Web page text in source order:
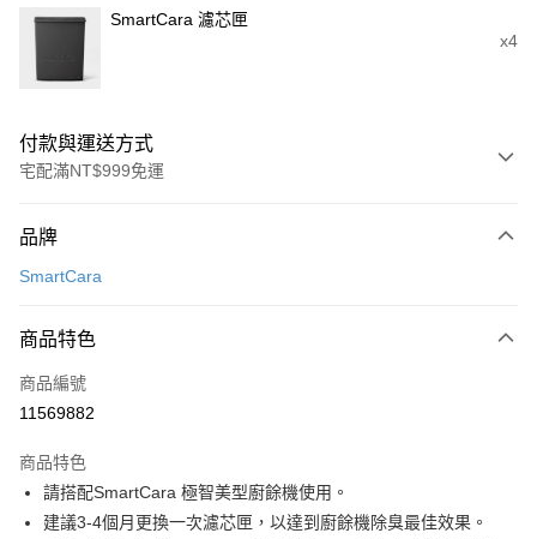
SmartCara 濾芯匣
x4
付款與運送方式
宅配滿NT$999免運
信用卡一次付款
3 期 0 利率 每期
合作金庫商業銀行
上海商業儲蓄銀行
臺灣中小企業銀行
匯豐（台灣）商業銀行
華泰商業銀行
聯邦商業銀行
遠東國際商業銀行
合作金庫商業銀行
上海商業儲蓄銀行
國泰世華商業銀行
兆豐國際商業銀行
匯豐（台灣）商業銀行
華泰商業銀行
即享券
LINE Pay
Apple Pay
品牌
SmartCara
商品特色
商品編號
11569882
商品特色
請搭配SmartCara 極智美型廚餘機使用。
建議3-4個月更換一次濾芯匣，以達到廚餘機除臭最佳效果。